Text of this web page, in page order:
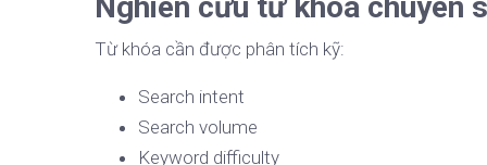
Nghiên cứu từ khóa chuyên
Từ khóa cần được phân tích kỹ:
Search intent
Search volume
Keyword difficulty